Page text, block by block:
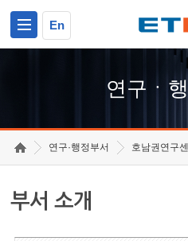
En
연구ㆍ
연구·행정부서 호남권연구
부서 소개